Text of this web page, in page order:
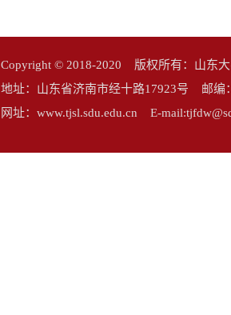
Copyright © 2018-2020 版权所有：山东
地址：山东省济南市经十路17923号 邮
网址：www.tjsl.sdu.edu.cn E-